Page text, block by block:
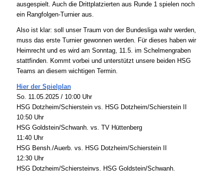
ausgespielt. Auch die Drittplatzierten aus Runde 1 spielen noch
ein Rangfolgen-Turnier aus.
Also ist klar: soll unser Traum von der Bundesliga wahr werden,
muss das erste Turnier gewonnen werden. Für dieses haben wir
Heimrecht und es wird am Sonntag, 11.5. im Schelmengraben
stattfinden. Kommt vorbei und unterstützt unsere beiden HSG
Teams an diesem wichtigen Termin.
Hier der Spielplan
So. 11.05.2025 / 10:00 Uhr
HSG Dotzheim/Schierstein vs. HSG Dotzheim/Schierstein II
10:50 Uhr
HSG Goldstein/Schwanh. vs. TV Hüttenberg
11:40 Uhr
HSG Bensh./Auerb. vs. HSG Dotzheim/Schierstein II
12:30 Uhr
HSG Dotzheim/Schiersteinvs. HSG Goldstein/Schwanh.